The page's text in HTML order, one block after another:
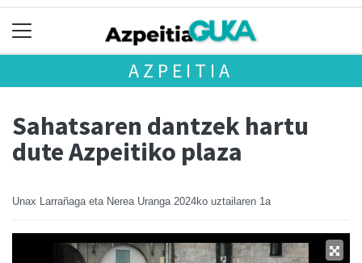
AZPEITIA
Sahatsaren dantzek hartu
dute Azpeitiko plaza
Unax Larrañaga eta Nerea Uranga 2024ko uztailaren 1a